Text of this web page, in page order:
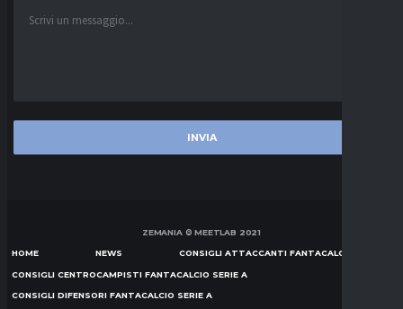
ZEMANIA © MEETLAB 2021
HOME NEWS CONSIGLI ATTACCANTI FANTACALCIO SERIE A
CONSIGLI CENTROCAMPISTI FANTACALCIO SERIE A
CONSIGLI DIFENSORI FANTACALCIO SERIE A